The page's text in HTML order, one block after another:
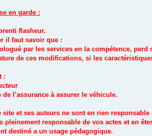
en garde :
flasheur.
il faut savoir que :
par les services en la compétence,
de ces modifications, si les
:
l’assurance à assurer le véhicule.
site et ses auteurs ne sont en rien
pleinement responsable de vos actes et en
destiné a un usage pédagogique.